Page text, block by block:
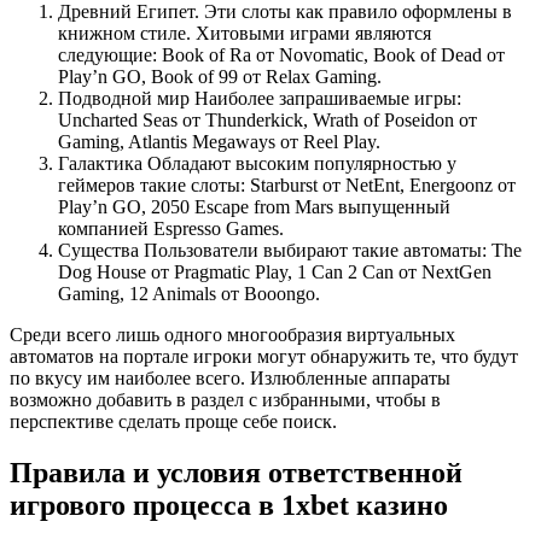
Древний Египет. Эти слоты как правило оформлены в
книжном стиле. Хитовыми играми являются
следующие: Book of Ra от Novomatic, Book of Dead от
Play’n GO, Book of 99 от Relax Gaming.
Подводной мир Наиболее запрашиваемые игры:
Uncharted Seas от Thunderkick, Wrath of Poseidon от
Gaming, Atlantis Megaways от Reel Play.
Галактика Обладают высоким популярностью у
геймеров такие слоты: Starburst от NetEnt, Energoonz от
Play’n GO, 2050 Escape from Mars выпущенный
компанией Espresso Games.
Существа Пользователи выбирают такие автоматы: The
Dog House от Pragmatic Play, 1 Can 2 Can от NextGen
Gaming, 12 Animals от Booongo.
Среди всего лишь одного многообразия виртуальных
автоматов на портале игроки могут обнаружить те, что будут
по вкусу им наиболее всего. Излюбленные аппараты
возможно добавить в раздел с избранными, чтобы в
перспективе сделать проще себе поиск.
Правила и условия ответственной
игрового процесса в 1xbet казино